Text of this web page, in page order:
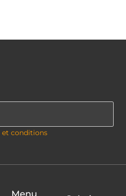
et conditions